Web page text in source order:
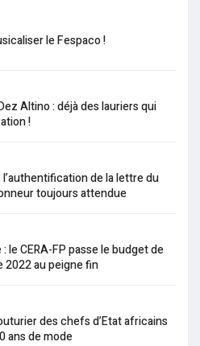
le Fespaco !
Altino : déjà des lauriers qui
!
l’authentification de la lettre du
toujours attendue
le CERA-FP passe le budget de
2022 au peigne fin
des chefs d’Etat africains
ans de mode